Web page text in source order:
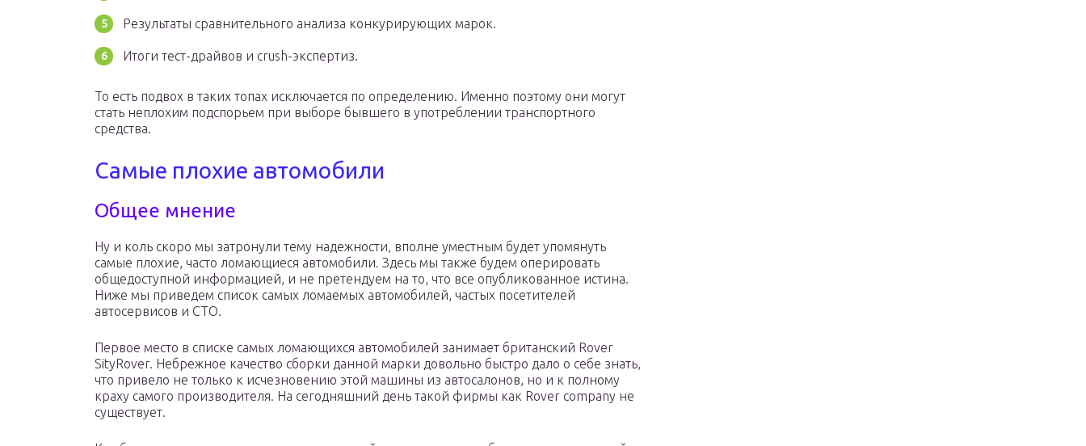
Результаты сравнительного анализа конкурирующих марок.
Итоги тест-драйвов и crush-экспертиз.
То есть подвох в таких топах исключается по определению. Именно поэтому они могут
стать неплохим подспорьем при выборе бывшего в употреблении транспортного
средства.
Самые плохие автомобили
Общее мнение
Ну и коль скоро мы затронули тему надежности, вполне уместным будет упомянуть
самые плохие, часто ломающиеся автомобили. Здесь мы также будем оперировать
общедоступной информацией, и не претендуем на то, что все опубликованное истина.
Ниже мы приведем список самых ломаемых автомобилей, частых посетителей
автосервисов и СТО.
Первое место в списке самых ломающихся автомобилей занимает британский Rover
SityRover. Небрежное качество сборки данной марки довольно быстро дало о себе знать,
что привело не только к исчезновению этой машины из автосалонов, но и к полному
краху самого производителя. На сегодняшний день такой фирмы как Rover company не
существует.